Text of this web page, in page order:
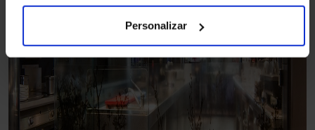
Personalizar